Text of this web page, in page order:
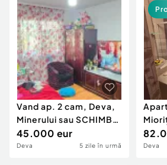
Vand ap. 2 cam, Deva,
Minerului sau SCHIMB
CU GARSONIERA LA
PARTER
45.000 eur
Deva 5 zile în urmă
și
Deva